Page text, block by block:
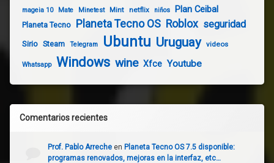
mageia 10 Mate Minetest Mint netflix niños Plan Ceibal
Planeta Tecno Planeta Tecno OS Roblox seguridad
Sirio Steam Telegram Ubuntu Uruguay videos
Whatsapp Windows wine Xfce Youtube
Comentarios recientes
Prof. Pablo Arrecheen Planeta Tecno OS 7.5 disponible:
programas renovados, mejoras en la interfaz, etc…